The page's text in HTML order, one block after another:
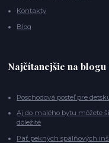
Kontakty
Blog
Najčítanejšie na blogu
Poschodová posteľ pre
Aj do malého bytu môžete
dôležité
Päť pekných spálňových